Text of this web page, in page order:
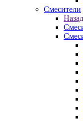
Смесители
Назад